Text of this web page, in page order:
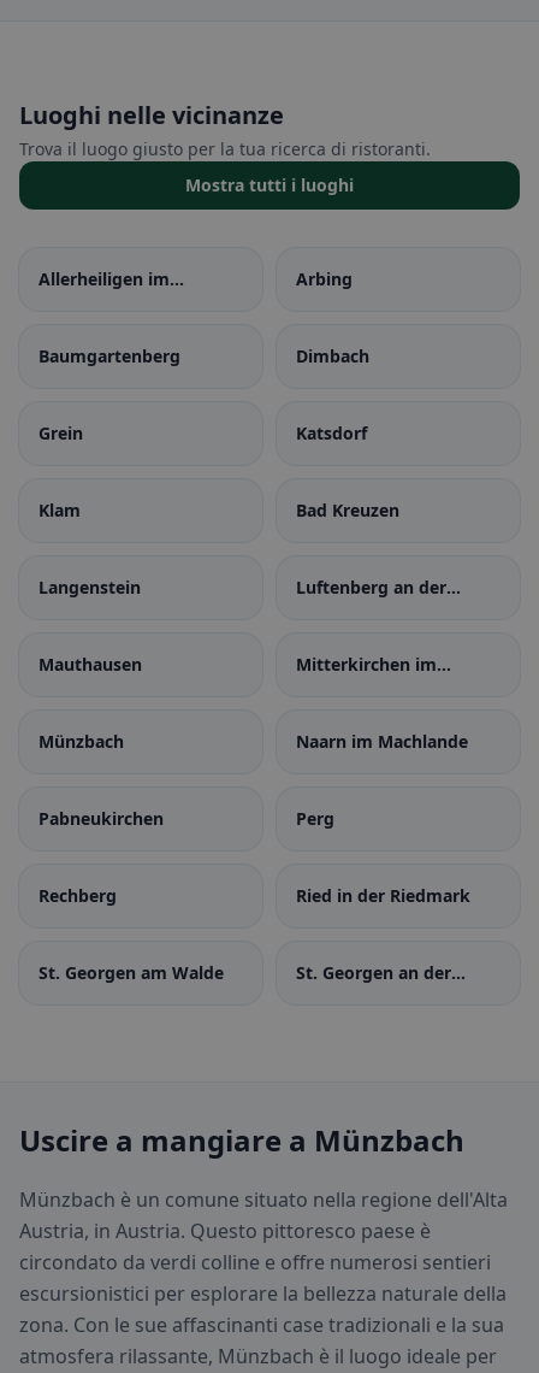
Luoghi nelle vicinanze
Trova il luogo giusto per la tua ricerca di ristoranti.
Mostra tutti i luoghi
Allerheiligen im
Arbing
Baumgartenberg Dimbach
Grein Katsdorf
Klam Bad Kreuzen
Langenstein
Luftenberg an der
Mauthausen
Mitterkirchen im
Münzbach Naarn im Machlande
Pabneukirchen Perg
Rechberg Ried in der Riedmark
St. Georgen am Walde
St. Georgen an der
Uscire a mangiare a Münzbach
Münzbach è un comune situato nella regione dell'Alta
Austria, in Austria. Questo pittoresco paese è
circondato da verdi colline e offre numerosi sentieri
escursionistici per esplorare la bellezza naturale della
zona. Con le sue affascinanti case tradizionali e la sua
atmosfera rilassante, Münzbach è il luogo ideale per